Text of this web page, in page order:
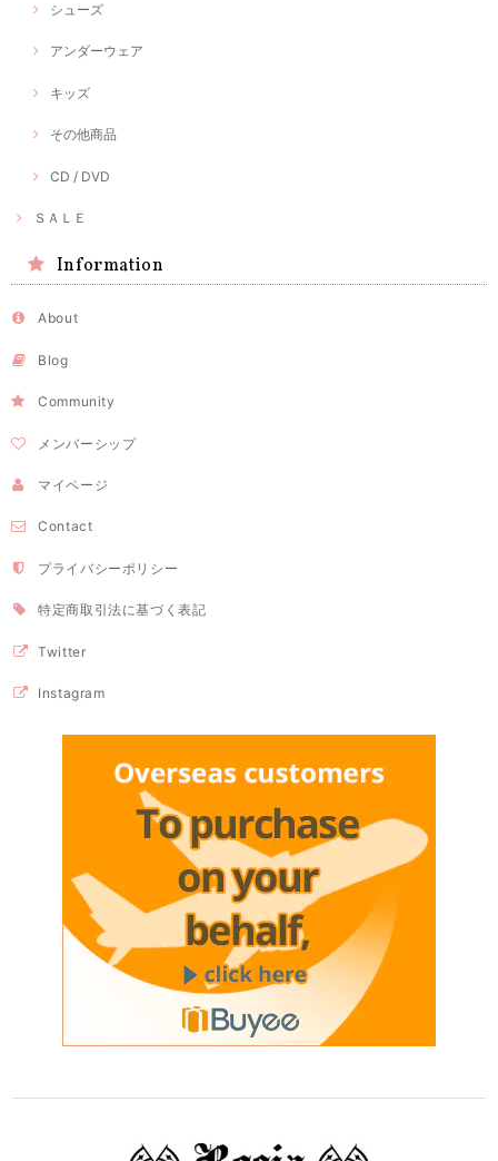
シューズ
アンダーウェア
キッズ
その他商品
CD / DVD
ＳＡＬＥ
Information
About
Blog
Community
メンバーシップ
マイページ
Contact
プライバシーポリシー
特定商取引法に基づく表記
Twitter
Instagram